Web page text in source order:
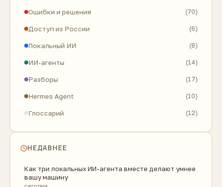
Ошибки и решения (70)
Доступ из России (6)
Локальный ИИ (8)
ИИ-агенты (14)
Разборы (17)
Hermes Agent (10)
Глоссарий (12)
НЕДАВНЕЕ
Как три локальных ИИ-агента вместе делают умнее
вашу машину